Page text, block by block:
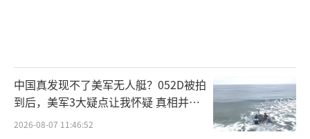
中国真发现不了美军无人艇？052D被拍
到后，美军3大疑点让我怀疑 真相并非
如此
2026-08-07 11:46:52